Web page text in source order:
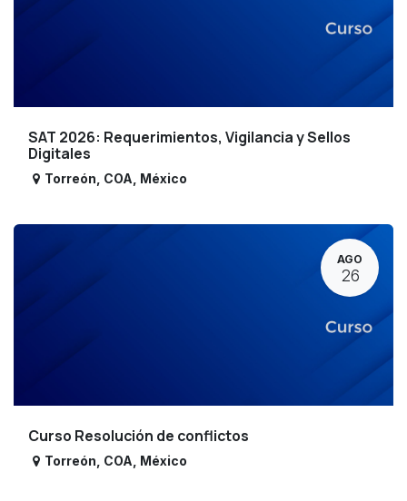
SAT 2026: Requerimientos, Vigilancia y Sellos
Digitales
Torreón COA México
AGO
26
Curso Resolución de conflictos
Torreón COA México